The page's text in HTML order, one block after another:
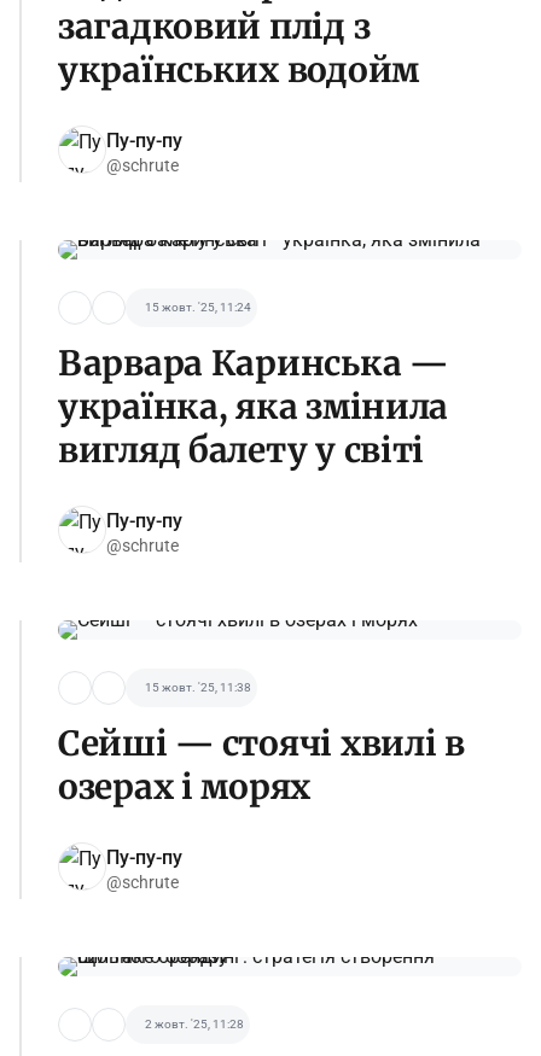
загадковий плід з
українських водойм
Пу-пу-пу
@schrute
15 жовт. '25, 11:24
Варвара Каринська —
українка, яка змінила
вигляд балету у світі
Пу-пу-пу
@schrute
15 жовт. '25, 11:38
Сейші — стоячі хвилі в
озерах і морях
Пу-пу-пу
@schrute
2 жовт. '25, 11:28